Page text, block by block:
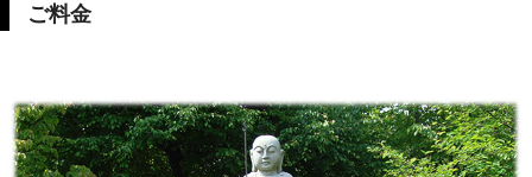
ご料金